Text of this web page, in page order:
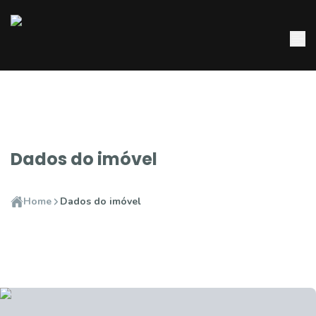
Dados do imóvel
Home Dados do imóvel